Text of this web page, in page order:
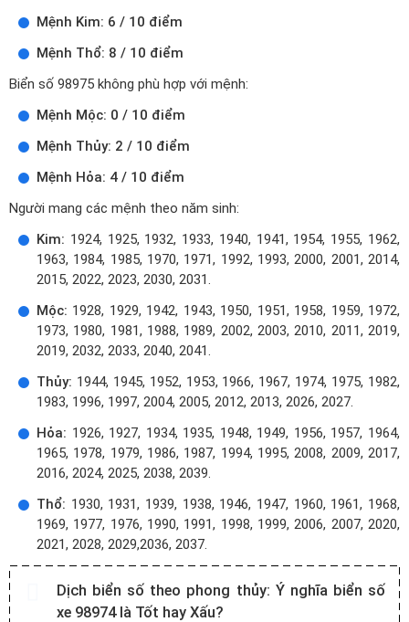
Mệnh Kim: 6 / 10 điểm
Mệnh Thổ: 8 / 10 điểm
Biển số 98975 không phù hợp với mệnh:
Mệnh Mộc: 0 / 10 điểm
Mệnh Thủy: 2 / 10 điểm
Mệnh Hỏa: 4 / 10 điểm
Người mang các mệnh theo năm sinh:
Kim: 1924, 1925, 1932, 1933, 1940, 1941, 1954, 1955, 1962,
1963, 1984, 1985, 1970, 1971, 1992, 1993, 2000, 2001, 2014,
2015, 2022, 2023, 2030, 2031.
Mộc: 1928, 1929, 1942, 1943, 1950, 1951, 1958, 1959, 1972,
1973, 1980, 1981, 1988, 1989, 2002, 2003, 2010, 2011, 2019,
2019, 2032, 2033, 2040, 2041.
Thủy: 1944, 1945, 1952, 1953, 1966, 1967, 1974, 1975, 1982,
1983, 1996, 1997, 2004, 2005, 2012, 2013, 2026, 2027.
Hỏa: 1926, 1927, 1934, 1935, 1948, 1949, 1956, 1957, 1964,
1965, 1978, 1979, 1986, 1987, 1994, 1995, 2008, 2009, 2017,
2016, 2024, 2025, 2038, 2039.
Thổ: 1930, 1931, 1939, 1938, 1946, 1947, 1960, 1961, 1968,
1969, 1977, 1976, 1990, 1991, 1998, 1999, 2006, 2007, 2020,
2021, 2028, 2029,2036, 2037.
Dịch biển số theo phong thủy: Ý nghĩa biển số
xe 98974 là Tốt hay Xấu?